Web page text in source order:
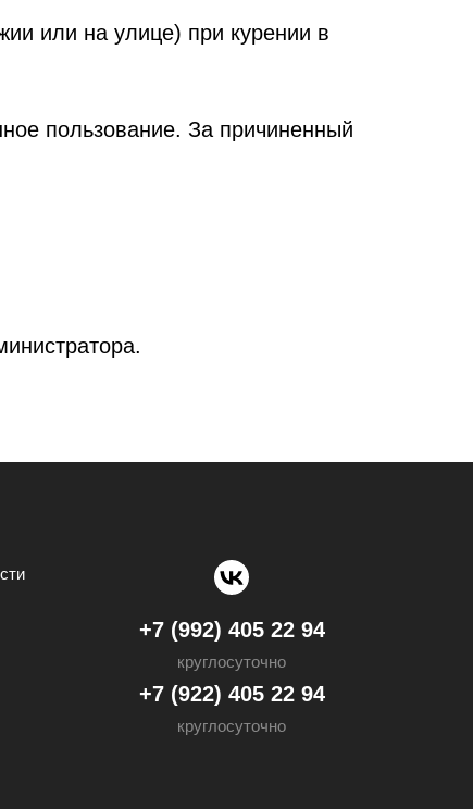
или на улице) при курении в
пользование. За причиненный
+7 (992) 405 22 94
круглосуточно
+7 (922) 405 22 94
круглосуточно